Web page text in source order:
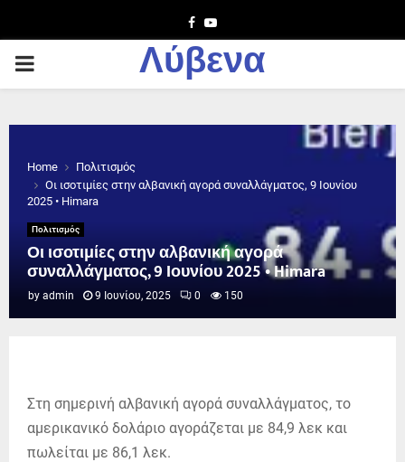
Facebook
Youtube
PRIMARY
Λύβενα
Home
Πολιτισμός
Οι ισοτιμίες στην αλβανική αγορά συναλλάγματος, 9 Ιουνίου
2025 • Himara
Πολιτισμός
Οι ισοτιμίες στην αλβανική αγορά
συναλλάγματος, 9 Ιουνίου 2025 • Himara
by admin 9 Ιουνίου, 2025 0 150
Στη σημερινή αλβανική αγορά συναλλάγματος, το
αμερικανικό δολάριο αγοράζεται με 84,9 λεκ και
πωλείται με 86,1 λεκ.